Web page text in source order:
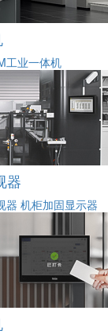
工业一体机
器
器 机柜加固显示器